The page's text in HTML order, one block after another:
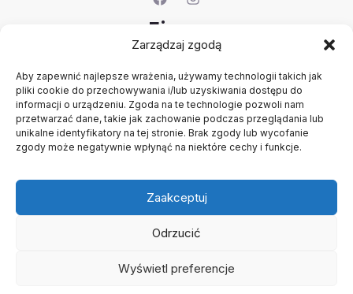
Zarządzaj zgodą
Aby zapewnić najlepsze wrażenia, używamy technologii takich jak
pliki cookie do przechowywania i/lub uzyskiwania dostępu do
informacji o urządzeniu. Zgoda na te technologie pozwoli nam
przetwarzać dane, takie jak zachowanie podczas przeglądania lub
unikalne identyfikatory na tej stronie. Brak zgody lub wycofanie
zgody może negatywnie wpłynąć na niektóre cechy i funkcje.
Zaakceptuj
Odrzucić
Wyświetl preferencje
Firma
Kontakt
Rejestracja firmy
Konto
Polityka prywatności
Regulamin
Copyright © 2026 B2B - Panel Hurtowy - TCF - Tobacco